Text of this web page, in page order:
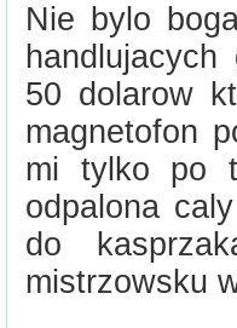
Nie bylo
50 dolarow
magnetofon
mi tylko po
odpalona
do
mistrzowsku